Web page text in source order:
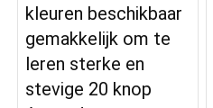
kleuren beschikbaar
gemakkelijk om te
leren sterke en
stevige 20 knop